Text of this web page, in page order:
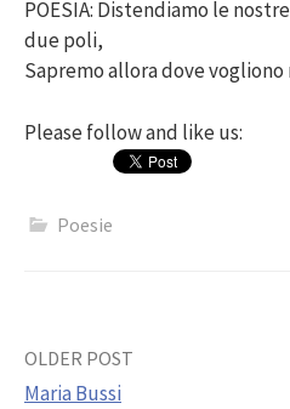
POESIA: Distendiamo le
due poli,
Sapremo allora dove vogliono
Please follow and like us:
Poesie
Post
OLDER POST
Maria Bussi